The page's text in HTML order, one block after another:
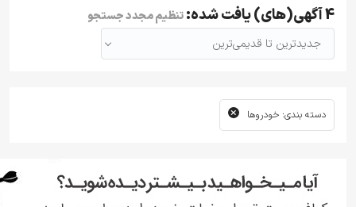
4 آگهی(های) یافت شده:
تنظیم مجدد جستجو
جدیدترین تا قدیمی‌ترین
دسته بندی: خودروها